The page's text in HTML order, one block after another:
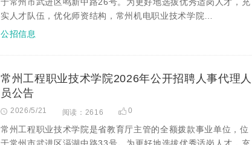
实人才队伍，优化师资结构，常州机电职业技术学院…
公招信息
常州工程职业技术学院2026年公开招聘人事代理人
员公告
2026/5/21 阅读：2616 0
常州工程职业技术学院是省教育厅主管的全额拨款事业单位，位